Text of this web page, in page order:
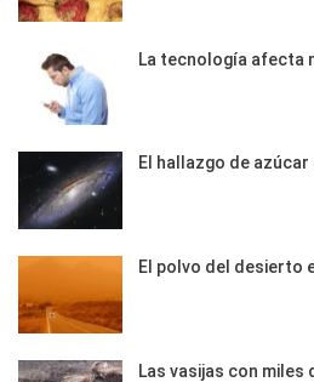
La tecnología afecta
El hallazgo de azúcar
El polvo del desierto
Las vasijas con miles